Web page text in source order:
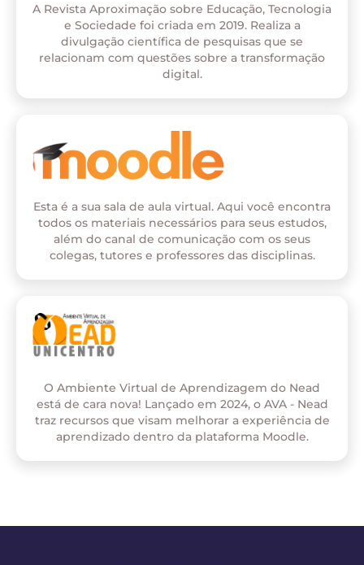
A Revista Aproximação sobre Educação, Tecnologia
e Sociedade foi criada em 2019. Realiza a
divulgação científica de pesquisas que se
relacionam com questões sobre a transformação
digital.
Esta é a sua sala de aula virtual. Aqui você encontra
todos os materiais necessários para seus estudos,
além do canal de comunicação com os seus
colegas, tutores e professores das disciplinas.
O Ambiente Virtual de Aprendizagem do Nead
está de cara nova! Lançado em 2024, o AVA - Nead
traz recursos que visam melhorar a experiência de
aprendizado dentro da plataforma Moodle.